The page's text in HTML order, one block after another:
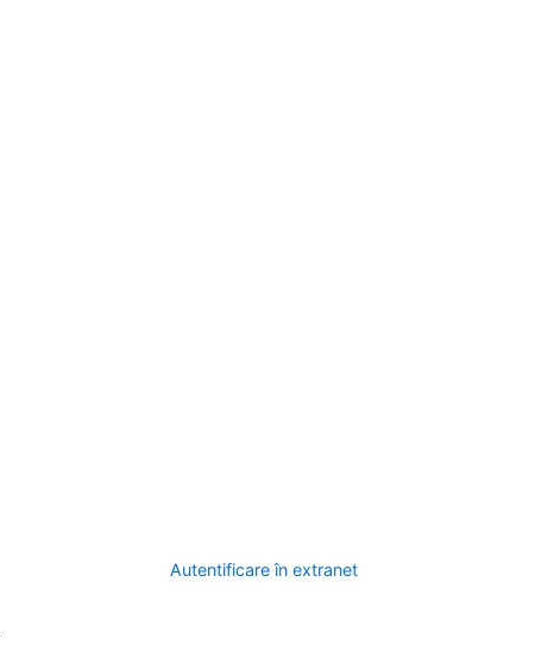
Autentificare în extranet